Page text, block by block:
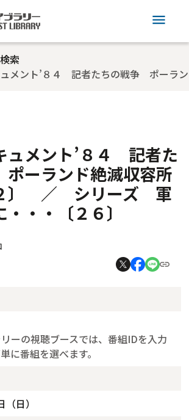
menu
索
ュメント’８４ 記者たちの戦争 ポー
ュメント’８４ 記者た
ーランド絶滅収容所
〕 ／ シリーズ 軍
・・〔２６〕
ーの視聴ブースでは、番組IDを入力
に番組を選べます。
日）